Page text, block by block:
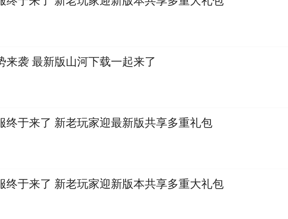
来袭 最新版山河下载一起来了
终于来了 新老玩家迎最新版共享多重礼包
终于来了 新老玩家迎新版本共享多重大礼包